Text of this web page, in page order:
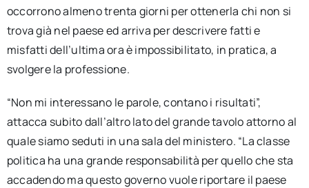
occorrono almeno trenta giorni per ottenerla chi non si
trova già nel paese ed arriva per descrivere fatti e
misfatti dell’ultima ora è impossibilitato, in pratica, a
svolgere la professione.
“Non mi interessano le parole, contano i risultati”,
attacca subito dall’altro lato del grande tavolo attorno al
quale siamo seduti in una sala del ministero. “La classe
politica ha una grande responsabilità per quello che sta
accadendo ma questo governo vuole riportare il paese